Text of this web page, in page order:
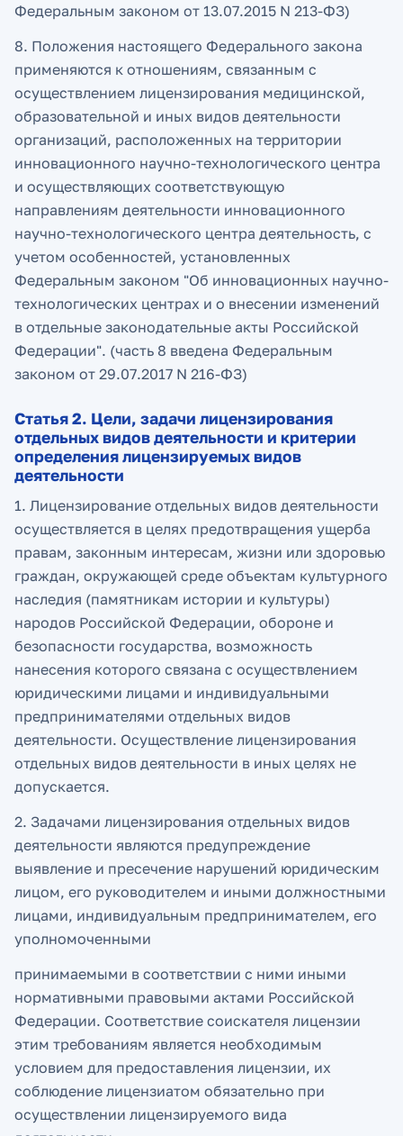
Федеральным законом от 13.07.2015 N 213-ФЗ)
8. Положения настоящего Федерального закона
применяются к отношениям, связанным с
осуществлением лицензирования медицинской,
образовательной и иных видов деятельности
организаций, расположенных на территории
инновационного научно-технологического центра
и осуществляющих соответствующую
направлениям деятельности инновационного
научно-технологического центра деятельность, с
учетом особенностей, установленных
Федеральным законом "Об инновационных научно-
технологических центрах и о внесении изменений
в отдельные законодательные акты Российской
Федерации". (часть 8 введена Федеральным
законом от 29.07.2017 N 216-ФЗ)
Статья 2. Цели, задачи лицензирования
отдельных видов деятельности и критерии
определения лицензируемых видов
деятельности
1. Лицензирование отдельных видов деятельности
осуществляется в целях предотвращения ущерба
правам, законным интересам, жизни или здоровью
граждан, окружающей среде объектам культурного
наследия (памятникам истории и культуры)
народов Российской Федерации, обороне и
безопасности государства, возможность
нанесения которого связана с осуществлением
юридическими лицами и индивидуальными
предпринимателями отдельных видов
деятельности. Осуществление лицензирования
отдельных видов деятельности в иных целях не
допускается.
2. Задачами лицензирования отдельных видов
деятельности являются предупреждение
выявление и пресечение нарушений юридическим
лицом, его руководителем и иными должностными
лицами, индивидуальным предпринимателем, его
уполномоченными
принимаемыми в соответствии с ними иными
нормативными правовыми актами Российской
Федерации. Соответствие соискателя лицензии
этим требованиям является необходимым
условием для предоставления лицензии, их
соблюдение лицензиатом обязательно при
осуществлении лицензируемого вида